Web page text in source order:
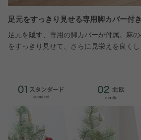
足元をすっきり見せる専用脚カバー付き
足元を隠す、専用の脚カバーが付属。麻
をすっきり見せて、さらに見栄えを良くし